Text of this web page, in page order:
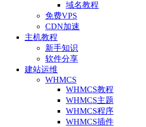
域名教程
免费VPS
CDN加速
主机教程
新手知识
软件分享
建站运维
WHMCS
WHMCS教程
WHMCS主题
WHMCS程序
WHMCS插件